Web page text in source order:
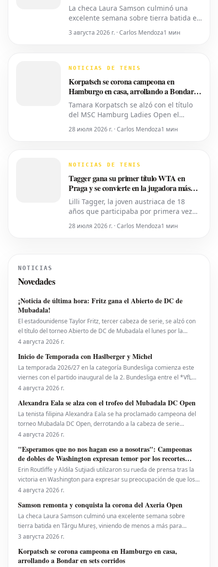
La checa Laura Samson culminó una
excelente semana sobre tierra batida en
Târgu Mureș, viniendo de menos a más
para derrotar a la máxima favorita, la
2026, impulsado por Intaro Sport. El
3 августа 2026 г. · Carlos Mendoza1 мин
NOTICIAS DE TENIS
Korpatsch se corona campeona en
Hamburgo en casa, arrollando a Bondar
en sets corridos
Tamara Korpatsch se alzó con el título
del MSC Hamburg Ladies Open el
domingo, derrotando a la cuarta cabeza
de serie, la húngara Anna Bondar, por 6-
de su carrera en la tierra batida de su
ciudad natal. La quinta cabez
28 июля 2026 г. · Carlos Mendoza1 мин
NOTICIAS DE TENIS
Tagger gana su primer título WTA en
Praga y se convierte en la jugadora más
joven del top 50
Lilli Tagger, la joven austriaca de 18
años que participaba por primera vez
en el cuadro principal del torneo,
conquistó su primer título WTA el
28 июля 2026 г. · Carlos Mendoza1 мин
NOTICIAS
Novedades
¡Noticia de última hora: Fritz gana el Abierto de DC de
Mubadala!
El estadounidense Taylor Fritz, tercer cabeza de serie, se alzó con
el título del torneo Abierto de DC de Mubadala el lunes por la
noche, tras derrotar al español Rafael Jodar por 7-6 (2), 6-4. Este es
10 del ranking mundial, habí
4 августа 2026 г.
Inicio de Temporada con Haslberger y Michel
La temporada 2026/27 en la categoría Bundesliga comienza este
viernes con el partido inaugural de la 2. Bundesliga entre el *VfL
Bochum* y el *Hertha BSC*. El encuentro será dirigido por
y **Martin Speckner**. **Tom Bauer** eje
4 августа 2026 г.
Alexandra Eala se alza con el trofeo del Mubadala DC Open
La tenista filipina Alexandra Eala se ha proclamado campeona del
torneo Mubadala DC Open, derrotando a la cabeza de serie
número uno, la estadounidense Jessica Pegula, con un marcador
puesto 28 del ranking mundial, demostró su
4 августа 2026 г.
"Esperamos que no nos hagan eso a nosotras": Campeonas
de dobles de Washington expresan temor por los recortes
propuestos por la ATP que se extienden a la WTA
Erin Routliffe y Aldila Sutjiadi utilizaron su rueda de prensa tras la
victoria en Washington para expresar su preocupación de que los
recortes propuestos por la ATP en dobles puedan llegar
iniciativa separada de la ATP para colocar
4 августа 2026 г.
Samson remonta y conquista la corona del Axeria Open
La checa Laura Samson culminó una excelente semana sobre
tierra batida en Târgu Mureș, viniendo de menos a más para
derrotar a la máxima favorita, la española Kaitlin Quevedo, por 2-6,
Intaro Sport. El evento WTA 125 en Rumanía viv
3 августа 2026 г.
Korpatsch se corona campeona en Hamburgo en casa,
arrollando a Bondar en sets corridos